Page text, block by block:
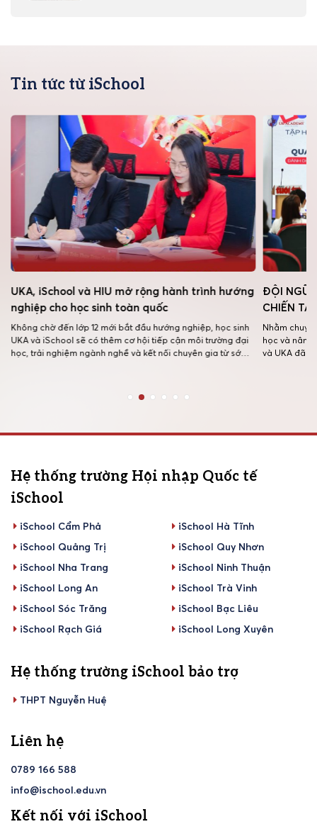
Tin tức từ iSchool
UKA, iSchool và HIU mở rộng hành trình hướng
nghiệp cho học sinh toàn quốc
Không chờ đến lớp 12 mới bắt đầu hướng nghiệp, học sinh
UKA và iSchool sẽ có thêm cơ hội tiếp cận môi trường đại
học, trải nghiệm ngành nghề và kết nối chuyên gia từ sớm
ĐỘI NGŨ
CHIẾN
Nhằm
học và nâng
và UKA đã
Hệ thống trường Hội nhập Quốc tế
iSchool
iSchool Cẩm Phả
iSchool Hà Tĩnh
iSchool Quảng Trị
iSchool Quy Nhơn
iSchool Nha Trang
iSchool Ninh Thuận
iSchool Long An
iSchool Trà Vinh
iSchool Sóc Trăng
iSchool Bạc Liêu
iSchool Rạch Giá
iSchool Long Xuyên
Hệ thống trường iSchool bảo trợ
THPT Nguyễn Huệ
Liên hệ
0789 166 588
info@ischool.edu.vn
Kết nối với iSchool